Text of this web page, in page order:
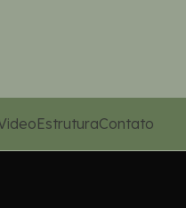
EstruturaContato